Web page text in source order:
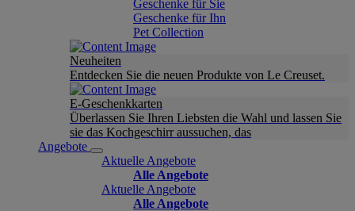
Geschenke für Sie
Geschenke für Ihn
Pet Collection
Neuheiten
Entdecken Sie die neuen Produkte von Le Creuset.
E-Geschenkkarten
Überlassen Sie Ihren Liebsten die Wahl und lassen Sie
sie das Kochgeschirr aussuchen, das
Angebote
Aktuelle Angebote
Alle Angebote
Aktuelle Angebote
Alle Angebote